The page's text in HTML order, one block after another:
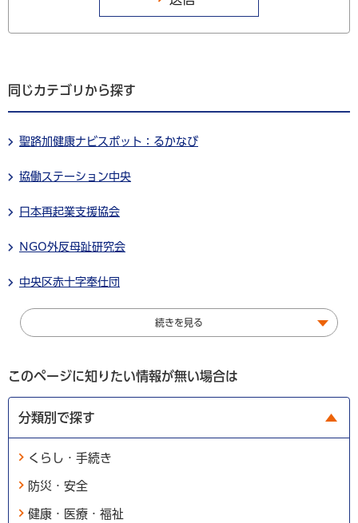
同じカテゴリから探す
聖路加健康ナビスポット：るかなび
協働ステーション中央
日本再起業支援協会
NGO外反母趾研究会
中央区赤十字奉仕団
続きを見る
このページに知りたい情報が無い場合は
分類別で探す
くらし・手続き
防災・安全
健康・医療・福祉